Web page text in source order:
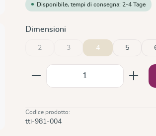
Disponibile, tempi di consegna: 2-4 Tage
Seleziona
Dimensioni
2
(Questa opzione non è al momento
3
(Questa opzione non è al
4 5
Quantità del prodotto:
Codice prodotto:
tti-981-004